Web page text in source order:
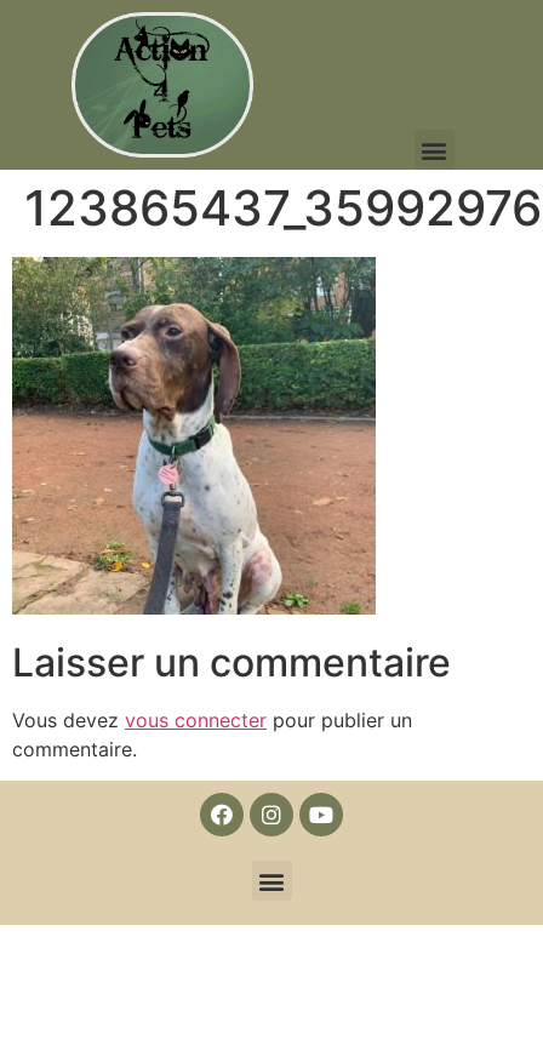
Laisser un commentaire
Vous devez vous connecter pour publier un
commentaire.